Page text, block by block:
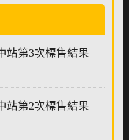
站第3次標售結果
站第2次標售結果